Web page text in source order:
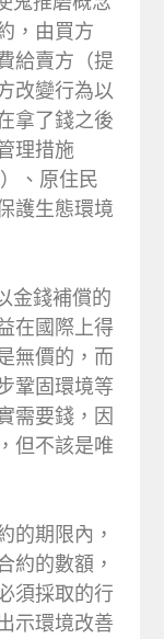
，由買方
給賣方（提
改變行為以
拿了錢之後
理措施
、原住民
護生態環境
金錢補償的
在國際上得
無價的，而
鞏固環境等
需要錢，因
但不該是唯
的期限內，
約的數額，
須採取的行
示環境改善